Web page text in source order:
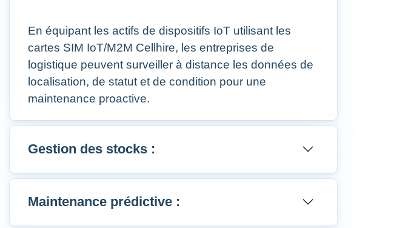
En équipant les actifs de dispositifs IoT utilisant les
cartes SIM IoT/M2M Cellhire, les entreprises de
logistique peuvent surveiller à distance les données de
localisation, de statut et de condition pour une
maintenance proactive.
Gestion des stocks :
Maintenance prédictive :